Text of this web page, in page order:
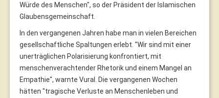
Würde des Menschen", so der Präsident der Islamischen
Glaubensgemeinschaft.
In den vergangenen Jahren habe man in vielen Bereichen
gesellschaftliche Spaltungen erlebt. "Wir sind mit einer
unerträglichen Polarisierung konfrontiert, mit
menschenverachtender Rhetorik und einem Mangel an
Empathie", warnte Vural. Die vergangenen Wochen
hätten "tragische Verluste an Menschenleben und